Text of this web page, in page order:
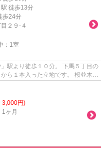
駅 徒歩13分
歩24分
目２９-４
： 1室
より徒歩１０分。 下馬５丁目の
ら１本入った立地です。 桜並木が
3,000円)
ヶ月